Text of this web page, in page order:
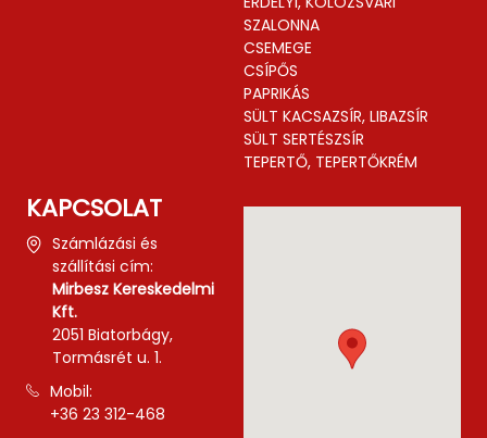
SZALONNA
CSEMEGE
CSÍPŐS
PAPRIKÁS
SÜLT KACSAZSÍR, LIBAZSÍR
SÜLT SERTÉSZSÍR
TEPERTŐ, TEPERTŐKRÉM
KAPCSOLAT
Számlázási és
szállítási cím:
Mirbesz Kereskedelmi
Kft.
2051 Biatorbágy,
Tormásrét u. 1.
Mobil:
+36 23 312-468